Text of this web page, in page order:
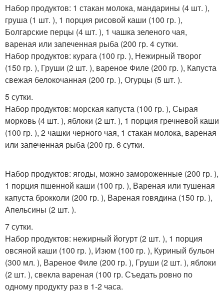
Набор продуктов: 1 стакан молока, мандарины (4 шт. ),
груша (1 шт. ), 1 порция рисовой каши (100 гр. ),
Болгарские перцы (4 шт. ), 1 чашка зеленого чая,
вареная или запеченная рыба (200 гр. 4 сутки.
Набор продуктов: курага (100 гр. ), Нежирный творог
(150 гр. ), Груши (2 шт. ), вареное Филе (200 гр. ), Капуста
свежая белокочанная (200 гр. ), Огурцы (5 шт. ).
5 сутки.
Набор продуктов: морская капуста (100 гр. ), Сырая
морковь (4 шт. ), яблоки (2 шт. ), 1 порция гречневой каши
(100 гр. ), 2 чашки черного чая, 1 стакан молока, вареная
или запеченная рыба (200 гр. 6 сутки.
Набор продуктов: ягоды, можно замороженные (200 гр. ),
1 порция пшенной каши (100 гр. ), Вареная или тушеная
капуста брокколи (200 гр. ), Вареная говядина (150 гр. ),
Апельсины (2 шт. ).
7 сутки.
Набор продуктов: нежирный йогурт (2 шт. ), 1 порция
овсяной каши (100 гр. ), Изюм (100 гр. ), Куриный бульон
(300 мл. ), Вареное Филе (200 гр. ), Груши (2 шт. ), яблоки
(2 шт. ), свекла вареная (100 гр. Съедать ровно по
одному продукту раз в 1-2 часа.